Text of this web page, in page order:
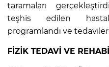
taramaları
teşhis edilen
programlandı ve
FİZİK TEDAVİ VE